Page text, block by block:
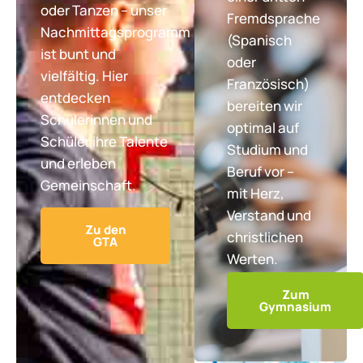
oder Tanzen – unser
Nachmittagsprogramm
ist bunt und
vielfältig. Hier
entdecken
Schülerinnen und
Schüler ihre Talente
und erleben
Gemeinschaft.
Zu den
GTA
Fremdsprache
(Spanisch
oder
Französisch)
bereiten wir
optimal auf
Studium und
Beruf vor –
mit Herz,
Verstand und
christlichen
Werten.
Zum
Gymnasium